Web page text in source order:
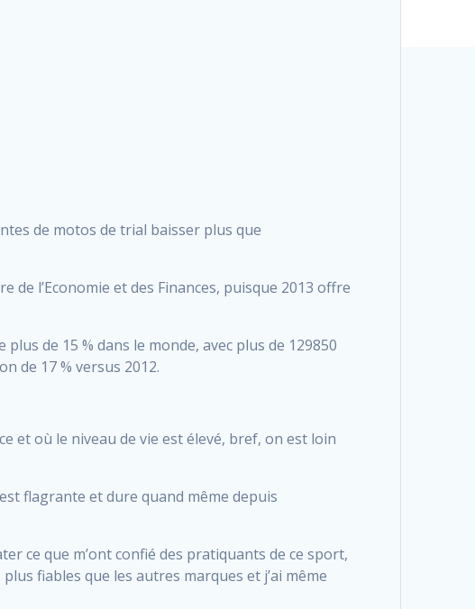
de motos de trial baisser plus que
l’Economie et des Finances, puisque 2013 offre
de 15 % dans le monde, avec plus de 129850
de 17 % versus 2012.
et où le niveau de vie est élevé, bref, on est loin
flagrante et dure quand même depuis
ce que m’ont confié des pratiquants de ce sport,
fiables que les autres marques et j’ai même